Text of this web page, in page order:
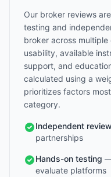
Our broker reviews
testing and
broker across
usability, available
support, and
calculated using a
prioritizes factors
category.
Independent
partnerships
Hands-on testing
evaluate platforms